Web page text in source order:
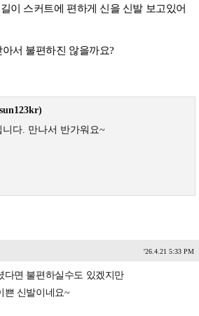
이 스커트에 편하게 신을 신발 보고있어
서 불편하진 않을까요?
니다. 만나서 반가워요~
'26.4.21 5:33 PM
다면 불편하실수도 있겠지만
쁜 신발이네요~